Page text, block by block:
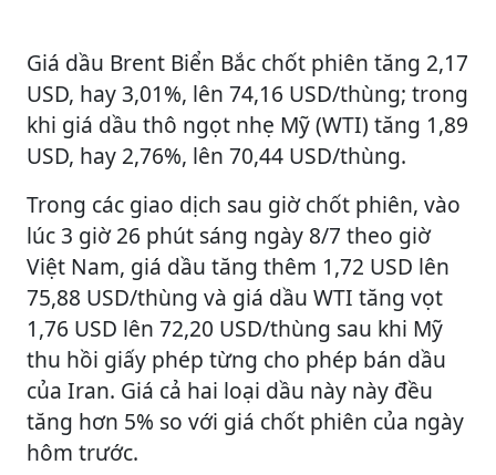
Giá dầu Brent Biển Bắc chốt phiên tăng 2,17
USD, hay 3,01%, lên 74,16 USD/thùng; trong
khi giá dầu thô ngọt nhẹ Mỹ (WTI) tăng 1,89
USD, hay 2,76%, lên 70,44 USD/thùng.
Trong các giao dịch sau giờ chốt phiên, vào
lúc 3 giờ 26 phút sáng ngày 8/7 theo giờ
Việt Nam, giá dầu tăng thêm 1,72 USD lên
75,88 USD/thùng và giá dầu WTI tăng vọt
1,76 USD lên 72,20 USD/thùng sau khi Mỹ
thu hồi giấy phép từng cho phép bán dầu
của Iran. Giá cả hai loại dầu này này đều
tăng hơn 5% so với giá chốt phiên của ngày
hôm trước.